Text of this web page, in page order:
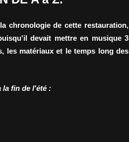
chronologie de cette restauration,
devait mettre en musique 3
les matériaux et le temps long des
la fin de l'été :